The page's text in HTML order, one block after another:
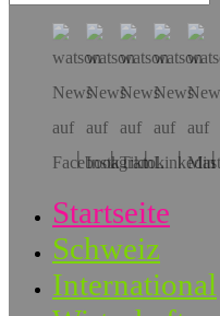
Startseite
Schweiz
International